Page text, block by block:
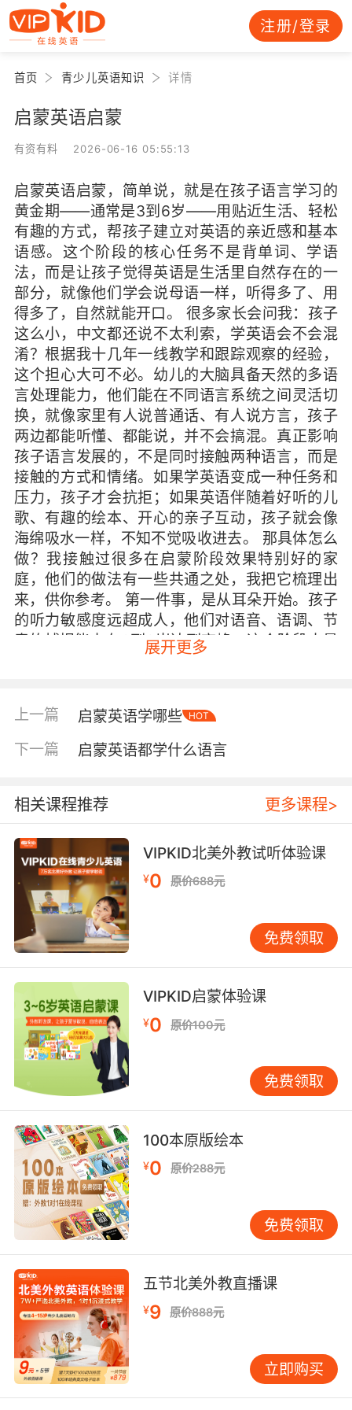
注册/登录
首页 青少儿英语知识 详情
启蒙英语启蒙
有资有料 2026-06-16 05:55:13
启蒙英语启蒙，简单说，就是在孩子语言学习的
黄金期——通常是3到6岁——用贴近生活、轻松
有趣的方式，帮孩子建立对英语的亲近感和基本
语感。这个阶段的核心任务不是背单词、学语
法，而是让孩子觉得英语是生活里自然存在的一
部分，就像他们学会说母语一样，听得多了、用
得多了，自然就能开口。 很多家长会问我：孩子
这么小，中文都还说不太利索，学英语会不会混
淆？根据我十几年一线教学和跟踪观察的经验，
这个担心大可不必。幼儿的大脑具备天然的多语
言处理能力，他们能在不同语言系统之间灵活切
换，就像家里有人说普通话、有人说方言，孩子
两边都能听懂、都能说，并不会搞混。真正影响
孩子语言发展的，不是同时接触两种语言，而是
接触的方式和情绪。如果学英语变成一种任务和
压力，孩子才会抗拒；如果英语伴随着好听的儿
歌、有趣的绘本、开心的亲子互动，孩子就会像
海绵吸水一样，不知不觉吸收进去。 那具体怎么
做？我接触过很多在启蒙阶段效果特别好的家
庭，他们的做法有一些共通之处，我把它梳理出
来，供你参考。 第一件事，是从耳朵开始。孩子
的听力敏感度远超成人，他们对语音、语调、节
奏的捕捉能力在3到6岁达到高峰。这个阶段大量
输入原汁原味的英语声音，比急着教字母和单词
睡前，播放英语儿歌、童谣或简短的故事音频，
让孩子在玩玩具、搭积木的时候当作背景音来
听。不用强求孩子坐下来认真听，更不用考他们
听懂了没有。这种看似不经意的“磨耳朵”，其实
得足够多，将来发音和语感都会水到渠成。 第二
件事，是用绘本搭建理解的桥梁。选绘本有个简
单的原则：画面要能“讲”故事。也就是说，孩子
光看图画就能大致猜出情节走向，这样的书即使
有英文句子，孩子也不会因为听不懂而焦虑。读
的时候，家长不必逐字逐句翻译，而是用夸张的
语调、丰富的表情和手指画面的动作，帮孩子把
听到的声音和看到的情景对应起来。比如读到
“The dog is running”时，用手指着画面上奔跑的
小狗，嘴里模仿小狗跑动的声音，孩子立刻就能
明白这句话在说什么。这种“可理解性输入”，是
语言习得最关键的一环。 第三件事，是把英语融
入日常互动。不必刻意搞成“上课”的样子，而是
在生活场景里自然地夹带几句简单的英语。早上
起床说一句“Good morning, time to wake up”，
出门穿鞋时说“Put on your shoes”，吃饭时指着
苹果说“Do you want an apple?”。这些短句重复
率高、场景固定，孩子很快就能听懂并模仿。我
见过一个三岁半的小朋友，妈妈每天洗澡时都跟
他说“Let’s take a bath”，两个星期后，孩子自己
跑到浴室门口就会蹦出这句话。这种在真实情境
中学会的语言，记得最牢、用得最活。 还有一件
事容易被忽略，就是允许孩子有一段“沉默期”。
很多家长看到孩子听了几个月英语还是不开口，
就开始着急，觉得是不是方法不对。其实，孩子
在输出之前需要大量的输入积累，这个沉默期可
能持续半年甚至更长。就像他们学母语时，也是
听了整整一年多的“爸爸妈妈”，才慢慢开始往外
蹦词。只要孩子愿意听、不排斥，就说明输入是
有效的。耐心等待，花开自有时。 说到这儿，我
展开更多
上一篇 启蒙英语学哪些 HOT
下一篇 启蒙英语都学什么语言
相关课程推荐 更多课程>
VIPKID北美外教试听体验课
¥0 原价688元
免费领取
VIPKID启蒙体验课
¥0 原价100元
免费领取
100本原版绘本
¥0 原价288元
免费领取
五节北美外教直播课
¥9 原价888元
立即购买